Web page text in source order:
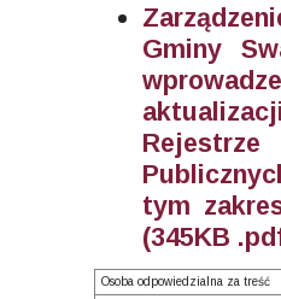
Gminy
tym
(345KB
Osoba odpowiedzialna za treść